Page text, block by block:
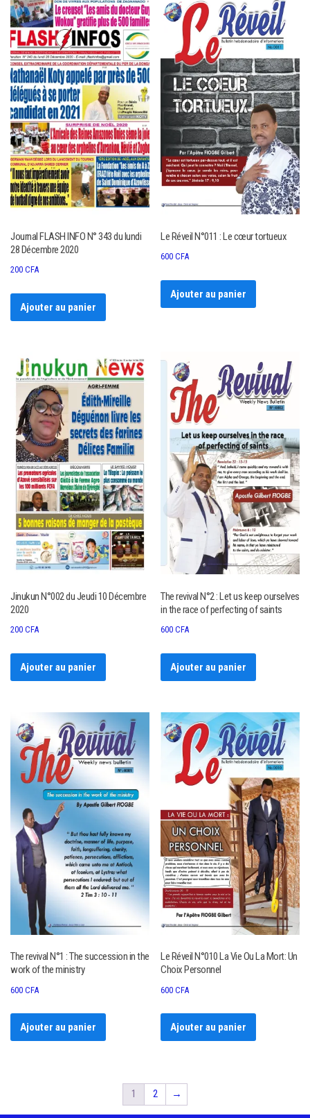
Journal FLASH INFO N° 343 du lundi
28 Décembre 2020
200 CFA
Ajouter au panier
Le Réveil N°011 : Le cœur tortueux
600CFA
Ajouter au panier
Jinukun N°002 du Jeudi 10 Décembre
2020
200 CFA
Ajouter au panier
The revival N°2 : Let us keep ourselves
in the race of perfecting of saints
600CFA
Ajouter au panier
The revival N°1 : The succession in the
work of the ministry
600 CFA
Ajouter au panier
Le Réveil N°010 La Vie Ou La Mort: Un
Choix Personnel
600CFA
Ajouter au panier
1 2 →